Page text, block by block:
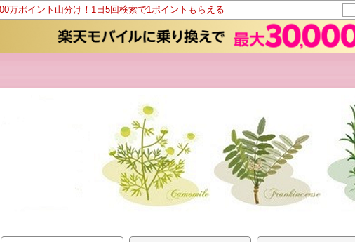
万ポイント山分け！1日5回検索で1ポイントもらえる